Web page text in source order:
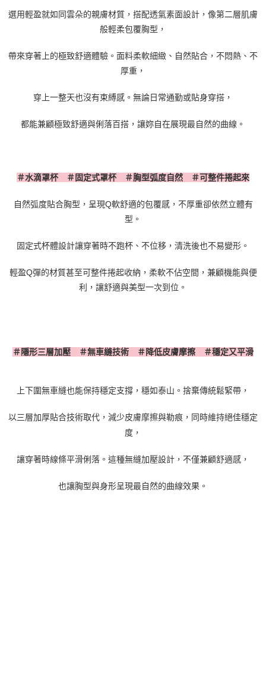
選用輕盈就如同雲朵的親膚材質，搭配透氣素面設計，像第二層肌膚
般輕柔包覆胸型，
帶來穿著上的極致舒適體驗。面料柔軟細緻、自然貼合，不悶熱、不
厚重，
穿上一整天也沒有束縛感。無論日常通勤或貼身穿搭，
都能兼顧極致舒適與俐落百搭，讓妳自在展現最自然的曲線。
＃水滴罩杯 ＃固定式罩杯 ＃胸型弧度自然 ＃可整件捲起來
自然弧度貼合胸型，呈現Q軟舒適的包覆感，不厚重卻依然立體有
型。
固定式杯體設計讓穿著時不跑杯、不位移，清洗後也不易變形。
輕盈Q彈的材質甚至可整件捲起收納，柔軟不佔空間，兼顧機能與便
利，讓舒適與美型一次到位。
＃隱形三層加壓 ＃無車縫技術 ＃降低皮膚摩擦 ＃穩定又平滑
上下圍無車縫也能保持穩定支撐，穩如泰山。捨棄傳統鬆緊帶，
以三層加厚貼合技術取代，減少皮膚摩擦與勒痕，同時維持絕佳穩定
度，
讓穿著時線條平滑俐落。這種無縫加壓設計，不僅兼顧舒適感，
也讓胸型與身形呈現最自然的曲線效果。